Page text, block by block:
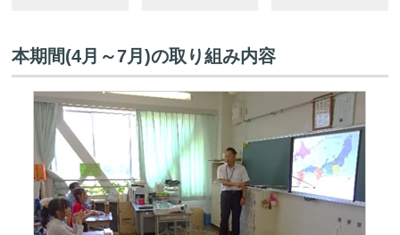
本期間(4月～7月)の取り組み内容